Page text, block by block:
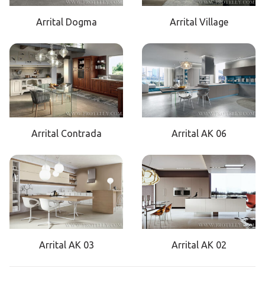
Arrital Dogma Arrital Village
Arrital Contrada Arrital AK 06
Arrital AK 03 Arrital AK 02